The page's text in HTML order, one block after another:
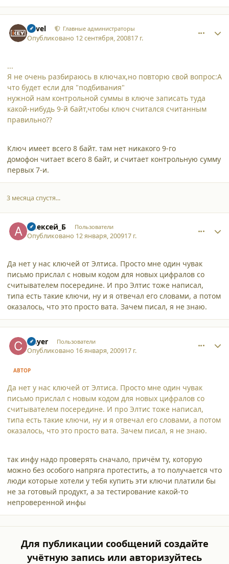
Pavel Главные администраторы
Опубликовано 12 сентября, 200817 г.
...
Я не очень разбираюсь в ключах,но повторю свой вопрос:А
что будет если для "подбивания"
нужной нам контрольной суммы в ключе записать туда
какой-нибудь 9-й байт,чтобы ключ считался считанным
правильно??
Ключ имеет всего 8 байт. там нет никакого 9-го
домофон читает всего 8 байт, и считает контрольную сумму
первых 7-и.
3 месяца спустя...
Алексей_Б Пользователи
Опубликовано 12 января, 200917 г.
Да нет у нас ключей от Элтиса. Просто мне один чувак
письмо прислал с новым кодом для новых цифралов со
считывателем посередине. И про Элтис тоже написал,
типа есть такие ключи, ну и я отвечал его словами, а потом
оказалось, что это просто вата. Зачем писал, я не знаю.
clayer Пользователи
Опубликовано 16 января, 200917 г.
АВТОР
Да нет у нас ключей от Элтиса. Просто мне один чувак
письмо прислал с новым кодом для новых цифралов со
считывателем посередине. И про Элтис тоже написал,
типа есть такие ключи, ну и я отвечал его словами, а потом
оказалось, что это просто вата. Зачем писал, я не знаю.
так инфу надо проверять сначало, причём ту, которую
можно без особого напряга протестить, а то получается что
люди которые хотели у тебя купить эти ключи платили бы
не за готовый продукт, а за тестирование какой-то
непроверенной инфы
Для публикации сообщений создайте
учётную запись или авторизуйтесь